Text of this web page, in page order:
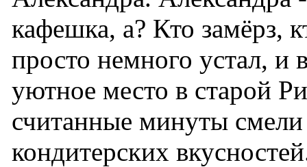
кафешка, а? Кто замёрз,
просто немного устал, и
уютное место в старой
считанные минуты
кондитерских